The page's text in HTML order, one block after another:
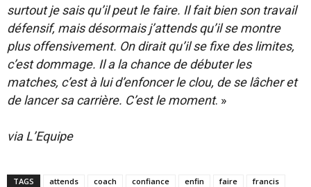
surtout je sais qu’il peut le faire. Il fait bien son travail
défensif, mais désormais j’attends qu’il se montre
plus offensivement. On dirait qu’il se fixe des limites,
c’est dommage. Il a la chance de débuter les
matches, c’est à lui d’enfoncer le clou, de se lâcher et
de lancer sa carrière. C’est le moment. »
via L’Equipe
TAGS attends coach confiance enfin faire
francis